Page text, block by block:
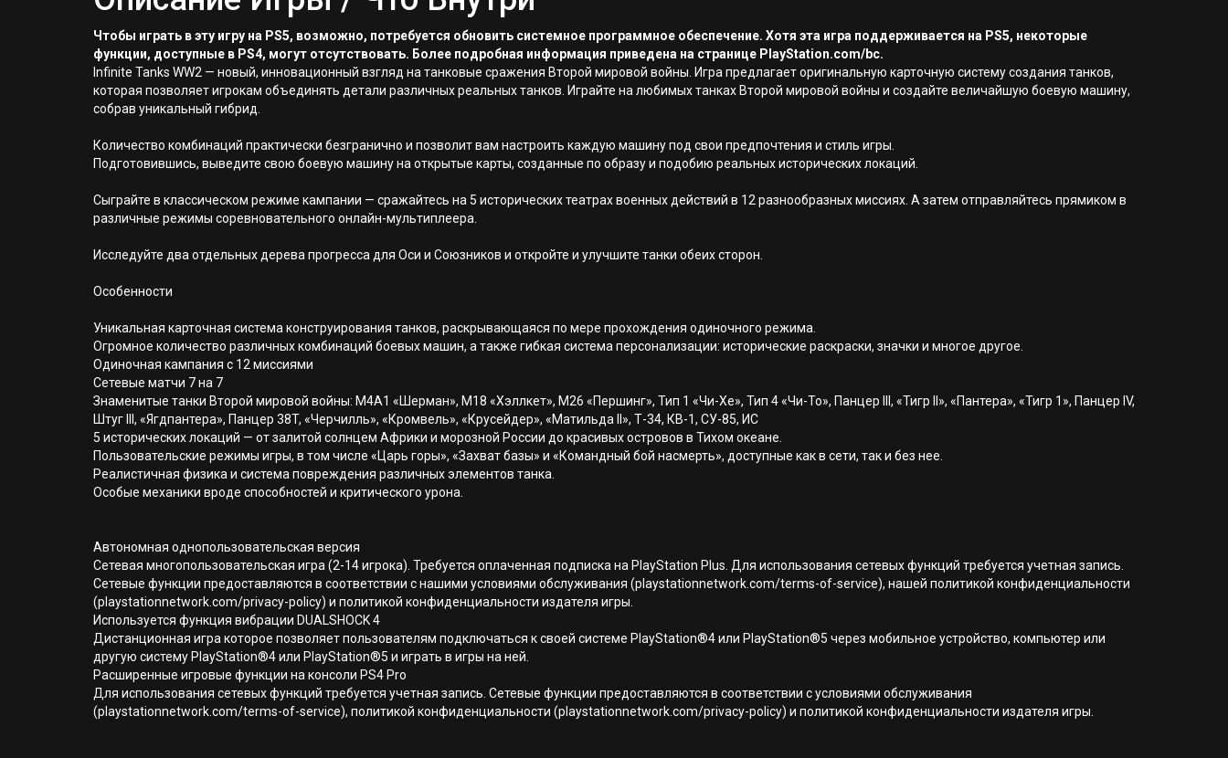
Чтобы играть в эту игру на PS5, возможно, потребуется обновить системное программное обеспечение. Хотя эта игра поддерживается на PS5, некоторые
функции, доступные в PS4, могут отсутствовать. Более подробная информация приведена на странице PlayStation.com/bc.
Infinite Tanks WW2 — новый, инновационный взгляд на танковые сражения Второй мировой войны. Игра предлагает оригинальную карточную систему создания танков,
которая позволяет игрокам объединять детали различных реальных танков. Играйте на любимых танках Второй мировой войны и создайте величайшую боевую машину,
собрав уникальный гибрид.
Количество комбинаций практически безгранично и позволит вам настроить каждую машину под свои предпочтения и стиль игры.
Подготовившись, выведите свою боевую машину на открытые карты, созданные по образу и подобию реальных исторических локаций.
Сыграйте в классическом режиме кампании — сражайтесь на 5 исторических театрах военных действий в 12 разнообразных миссиях. А затем отправляйтесь прямиком в
различные режимы соревновательного онлайн-мультиплеера.
Исследуйте два отдельных дерева прогресса для Оси и Союзников и откройте и улучшите танки обеих сторон.
Особенности
Уникальная карточная система конструирования танков, раскрывающаяся по мере прохождения одиночного режима.
Огромное количество различных комбинаций боевых машин, а также гибкая система персонализации: исторические раскраски, значки и многое другое.
Одиночная кампания с 12 миссиями
Сетевые матчи 7 на 7
Знаменитые танки Второй мировой войны: M4A1 «Шерман», M18 «Хэллкет», M26 «Першинг», Тип 1 «Чи-Хе», Тип 4 «Чи-То», Панцер III, «Тигр II», «Пантера», «Тигр 1», Панцер IV,
Штуг III, «Ягдпантера», Панцер 38T, «Черчилль», «Кромвель», «Крусейдер», «Матильда II», Т-34, КВ-1, СУ-85, ИС
5 исторических локаций — от залитой солнцем Африки и морозной России до красивых островов в Тихом океане.
Пользовательские режимы игры, в том числе «Царь горы», «Захват базы» и «Командный бой насмерть», доступные как в сети, так и без нее.
Реалистичная физика и система повреждения различных элементов танка.
Особые механики вроде способностей и критического урона.
Автономная однопользовательская версия
Сетевая многопользовательская игра (2-14 игрока). Требуется оплаченная подписка на PlayStation Plus. Для использования сетевых функций требуется учетная запись.
Сетевые функции предоставляются в соответствии с нашими условиями обслуживания (playstationnetwork.com/terms-of-service), нашей политикой конфиденциальности
(playstationnetwork.com/privacy-policy) и политикой конфиденциальности издателя игры.
Используется функция вибрации DUALSHOCK 4
Дистанционная игра которое позволяет пользователям подключаться к своей системе PlayStation®4 или PlayStation®5 через мобильное устройство, компьютер или
другую систему PlayStation®4 или PlayStation®5 и играть в игры на ней.
Расширенные игровые функции на консоли PS4 Pro
Для использования сетевых функций требуется учетная запись. Сетевые функции предоставляются в соответствии с условиями обслуживания
(playstationnetwork.com/terms-of-service), политикой конфиденциальности (playstationnetwork.com/privacy-policy) и политикой конфиденциальности издателя игры.